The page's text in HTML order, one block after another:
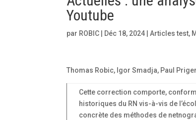
Youtube
par ROBIC Déc 18, 2024 |Articles test,
Thomas Robic, Igor Smadja, Paul
Cette correction comporte,
historiques du RN vis-à-vis de
concrète des méthodes de